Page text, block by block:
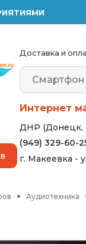
Доставка и
Интернет
ДНР (Донецк,
(949) 329-60-
г. Макеевка -
Аудиотехника